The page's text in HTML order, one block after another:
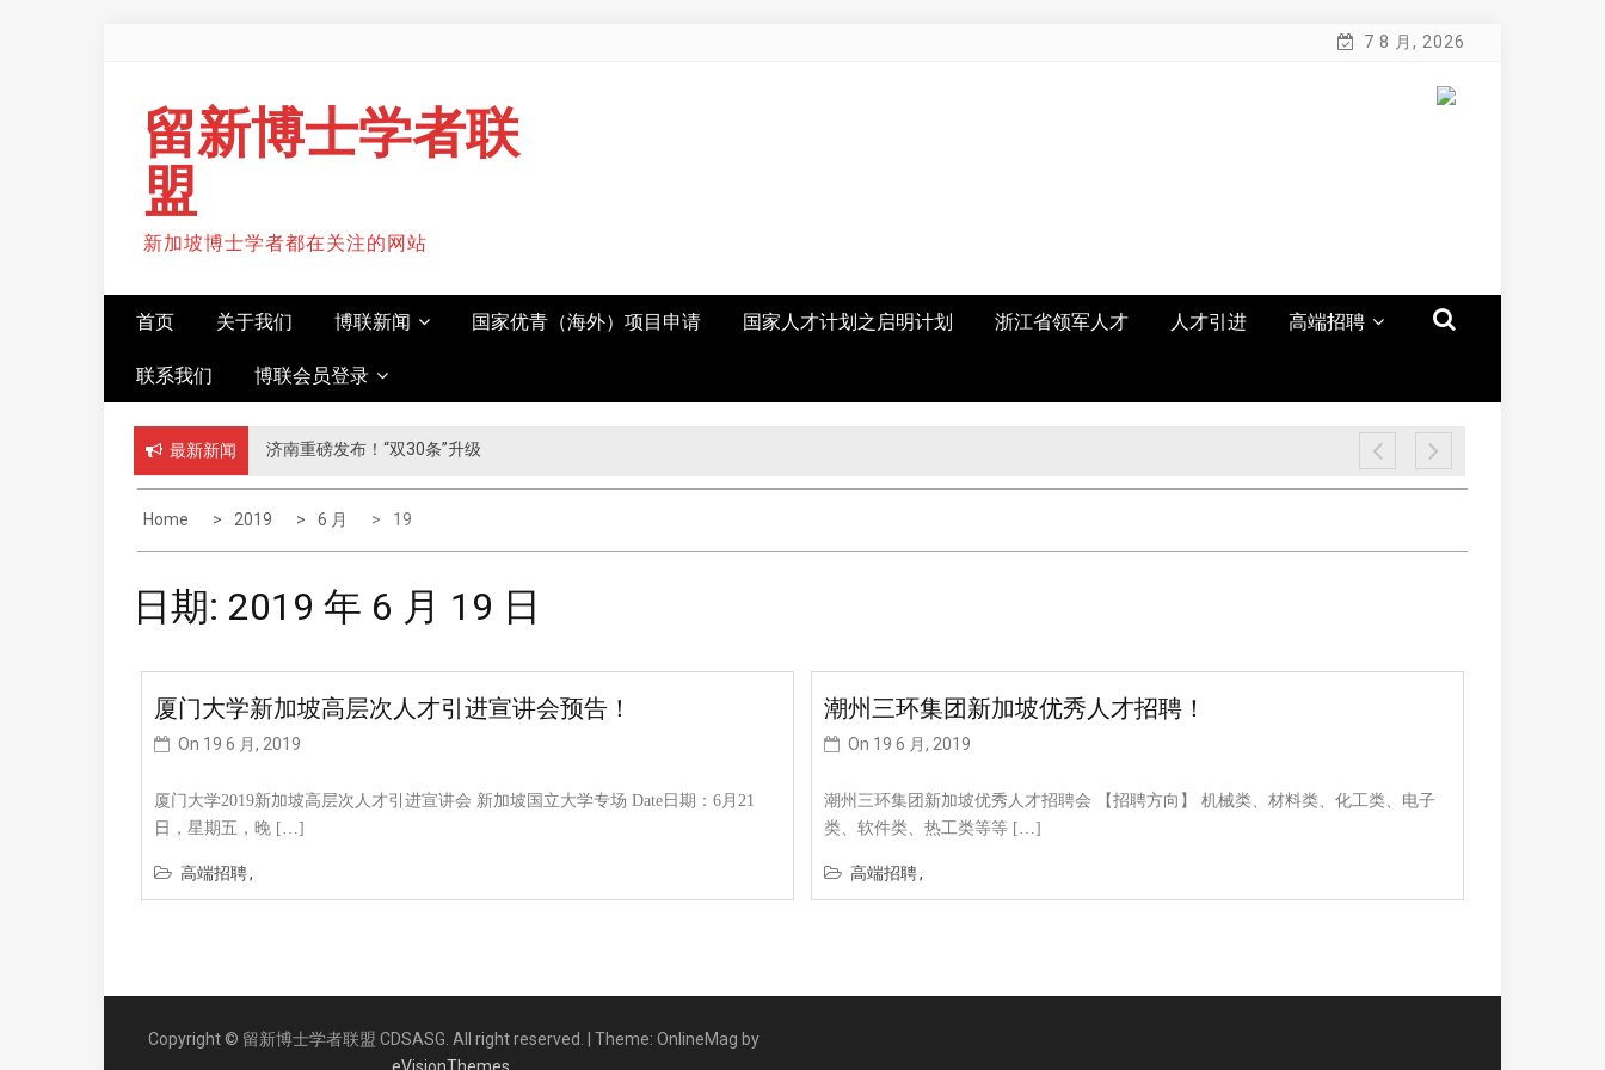
7 8 月, 2026
留新博士学者联
盟
新加坡博士学者都在关注的网站
首页 关于我们 博联新闻 国家优青（海外）项目申请 国家人才计划之启明计划 浙江省领军人才 人才引进 高端招聘
联系我们 博联会员登录
最新新闻 济南重磅发布！“双30条”升级
Home 2019 6 月 19
日期: 2019 年 6 月 19 日
厦门大学新加坡高层次人才引进宣讲会预告！
On 19 6 月, 2019
厦门大学2019新加坡高层次人才引进宣讲会 新加坡国立大学专场 Date日期：6月21
日，星期五，晚 […]
高端招聘
潮州三环集团新加坡优秀人才招聘！
On 19 6 月, 2019
潮州三环集团新加坡优秀人才招聘会 【招聘方向】 机械类、材料类、化工类、电子
类、软件类、热工类等等 […]
高端招聘
Copyright © 留新博士学者联盟 CDSASG. All right reserved.
Theme: OnlineMag by